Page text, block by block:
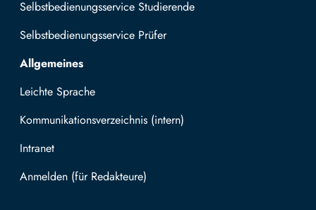
Selbstbedienungsservice Studierende
Selbstbedienungsservice Prüfer
Allgemeines
Leichte Sprache
Kommunikationsverzeichnis (intern)
Intranet
Mit TUBAF Login anmelden